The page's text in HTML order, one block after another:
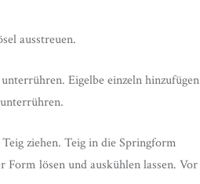
ausstreuen.
Eigelbe einzeln hinzufügen
ziehen. Teig in die Springform
Form lösen und auskühlen lassen. Vor